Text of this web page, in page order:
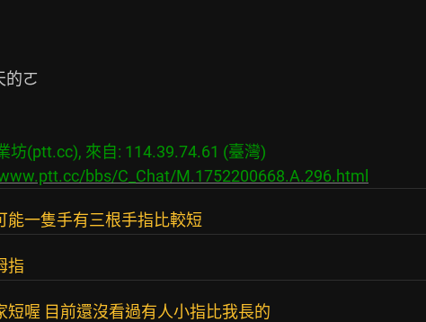
的ㄛ
坊(ptt.cc), 來自: 114.39.74.61 (臺灣)
bbs/C_Chat/M.1752200668.A.296.html
能一隻手有三根手指比較短
指
短喔 目前還沒看過有人小指比我長的